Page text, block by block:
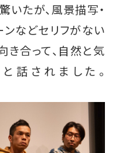
いたが、風景描写・
などセリフがない
合って、自然と気
話されました。